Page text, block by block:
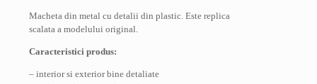
Macheta din metal cu detalii din plastic. Este replica
scalata a modelului original.
Caracteristici produs:
– interior si exterior bine detaliate